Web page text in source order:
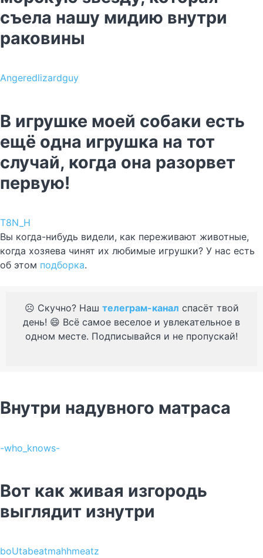
съела нашу мидию внутри
раковины
Angeredlizardguy
В игрушке моей собаки есть
ещё одна игрушка на тот
случай, когда она разорвет
первую!
T8N_H
Вы когда-нибудь видели, как переживают животные,
когда хозяева чинят их любимые игрушки? У нас есть
об этом подборка.
☹️ Скучно? Наш телеграм-канал спасёт твой
день! 😄 Всё самое веселое и увлекательное в
одном месте. Подписывайся и не пропускай!
Внутри надувного матраса
-who_knows-
Вот как живая изгородь
выглядит изнутри
boUtabeatmahhmeatz